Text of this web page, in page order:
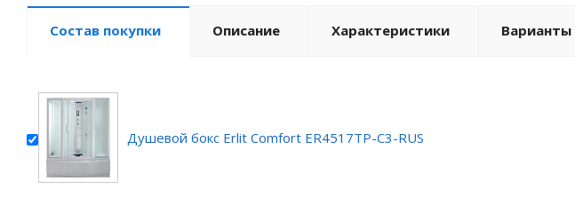
Состав покупки Описание Характеристики Варианты
Душевой бокс Erlit Comfort ER4517TP-C3-RUS